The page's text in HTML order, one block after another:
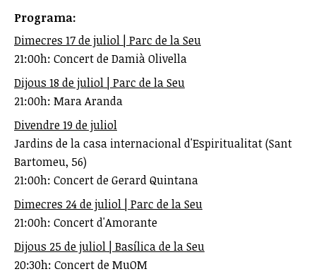
Programa:
Dimecres 17 de juliol | Parc de la Seu
21:00h: Concert de Damià Olivella
Dijous 18 de juliol | Parc de la Seu
21:00h: Mara Aranda
Divendre 19 de juliol
Jardins de la casa internacional d'Espiritualitat (Sant
Bartomeu, 56)
21:00h: Concert de Gerard Quintana
Dimecres 24 de juliol | Parc de la Seu
21:00h: Concert d'Amorante
Dijous 25 de juliol | Basílica de la Seu
20:30h: Concert de MuOM